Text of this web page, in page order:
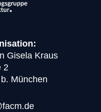
Gisela Kraus
2
München